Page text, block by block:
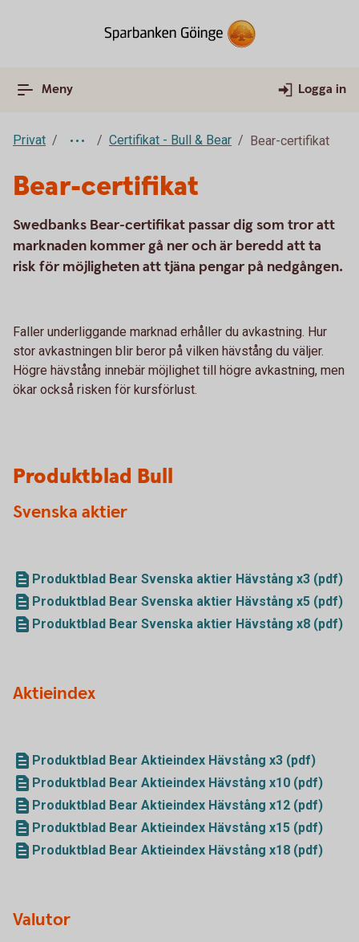
Meny Logga in
Privat Certifikat - Bull & Bear Bear-certifikat
Bear-certifikat
Swedbanks Bear-certifikat passar dig som tror att
marknaden kommer gå ner och är beredd att ta
risk för möjligheten att tjäna pengar på nedgången.
Faller underliggande marknad erhåller du avkastning. Hur
stor avkastningen blir beror på vilken hävstång du väljer.
Högre hävstång innebär möjlighet till högre avkastning, men
ökar också risken för kursförlust.
Produktblad Bull
Svenska aktier
Produktblad Bear Svenska aktier Hävstång x3 (pdf)
Produktblad Bear Svenska aktier Hävstång x5 (pdf)
Produktblad Bear Svenska aktier Hävstång x8 (pdf)
Aktieindex
Produktblad Bear Aktieindex Hävstång x3 (pdf)
Produktblad Bear Aktieindex Hävstång x10 (pdf)
Produktblad Bear Aktieindex Hävstång x12 (pdf)
Produktblad Bear Aktieindex Hävstång x15 (pdf)
Produktblad Bear Aktieindex Hävstång x18 (pdf)
Valutor